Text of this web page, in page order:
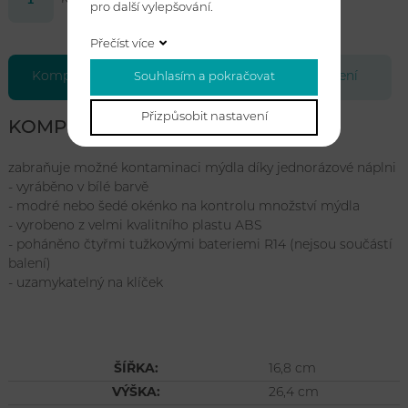
Kompletní specifikace Soubory ke stažení
KOMPLETNÍ SPECIFIKACE
zabraňuje možné kontaminaci mýdla díky jednorázové náplni
- vyráběno v bílé barvě
- modré nebo šedé okénko na kontrolu množství mýdla
- vyrobeno z velmi kvalitního plastu ABS
- poháněno čtyřmi tužkovými bateriemi R14 (nejsou součástí
balení)
- uzamykatelný na klíček
ŠÍŘKA:
16,8 cm
VÝŠKA:
26,4 cm
pro další vylepšování.
Přečíst více
Souhlasím a pokračovat
Přizpůsobit nastavení